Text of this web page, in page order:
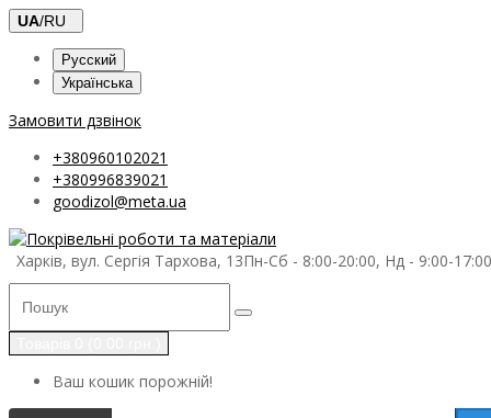
UA/RU
Русский
Українська
Замовити дзвінок
+380960102021
+380996839021
goodizol@meta.ua
Харків, вул. Сергія Тархова, 13Пн-Сб - 8:00-20:00, Нд - 9:00-17:00
Ваш кошик порожній!